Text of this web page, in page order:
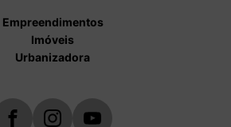
Empreendimentos
Imóveis
Urbanizadora